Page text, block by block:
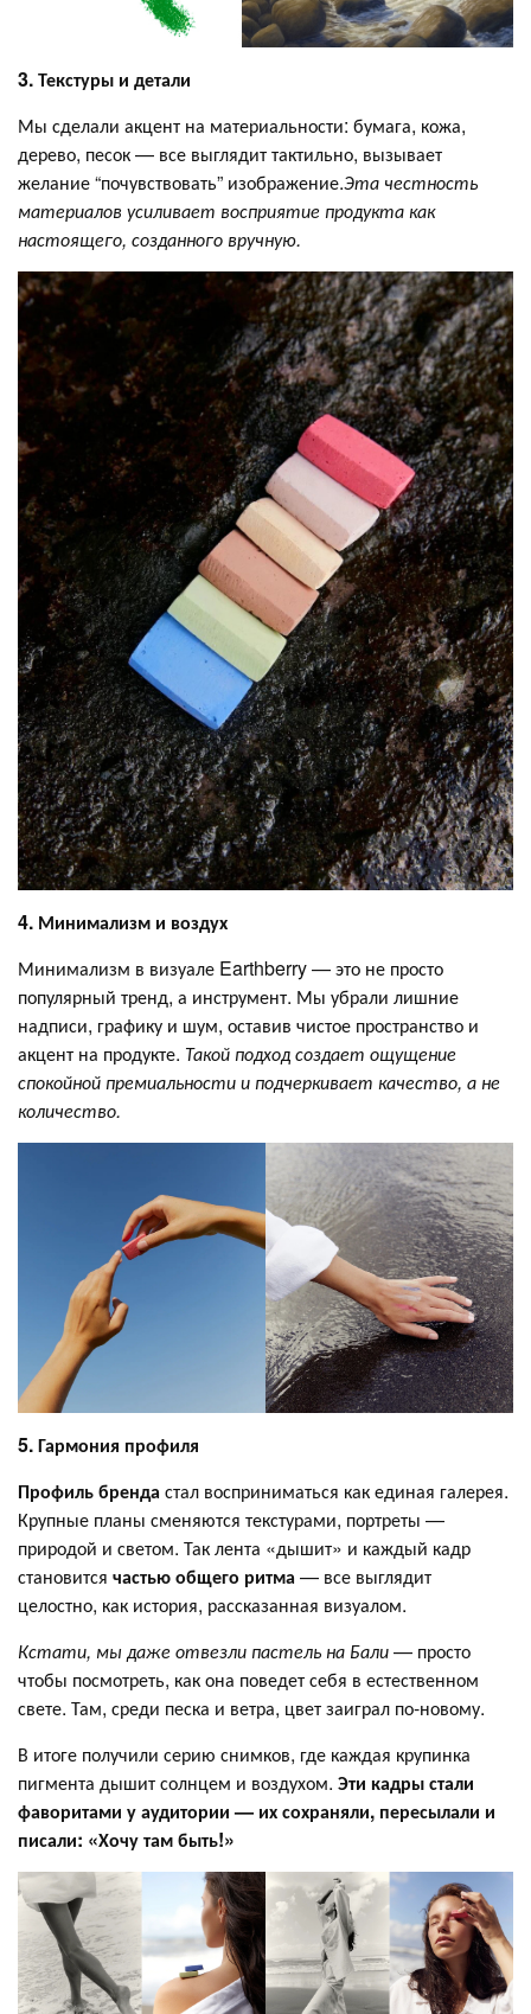
3. Текстуры и детали
Мы сделали акцент на материальности: бумага, кожа,
дерево, песок — все выглядит тактильно, вызывает
желание “почувствовать” изображение.Эта честность
материалов усиливает восприятие продукта как
настоящего, созданного вручную.
4. Минимализм и воздух
Минимализм в визуале Earthberry — это не просто
популярный тренд, а инструмент. Мы убрали лишние
надписи, графику и шум, оставив чистое пространство и
акцент на продукте. Такой подход создает ощущение
спокойной премиальности и подчеркивает качество, а не
количество.
5. Гармония профиля
Профиль бренда стал восприниматься как единая галерея.
Крупные планы сменяются текстурами, портреты —
природой и светом. Так лента «дышит» и каждый кадр
становится частью общего ритма — все выглядит
целостно, как история, рассказанная визуалом.
Кстати, мы даже отвезли пастель на Бали— просто
чтобы посмотреть, как она поведет себя в естественном
свете. Там, среди песка и ветра, цвет заиграл по-новому.
В итоге получили серию снимков, где каждая крупинка
пигмента дышит солнцем и воздухом. Эти кадры стали
фаворитами у аудитории — их сохраняли, пересылали и
писали: «Хочу там быть!»